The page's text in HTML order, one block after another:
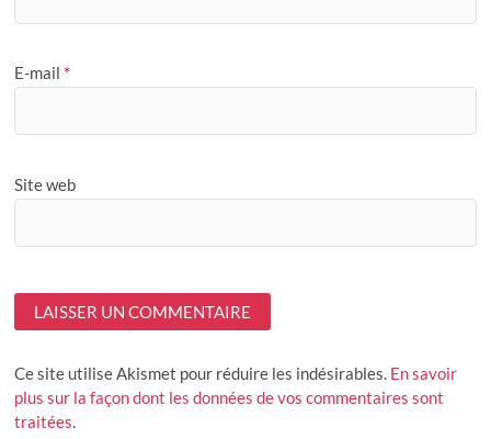
E-mail *
Site web
Ce site utilise Akismet pour réduire les indésirables. En savoir
plus sur la façon dont les données de vos commentaires sont
traitées.